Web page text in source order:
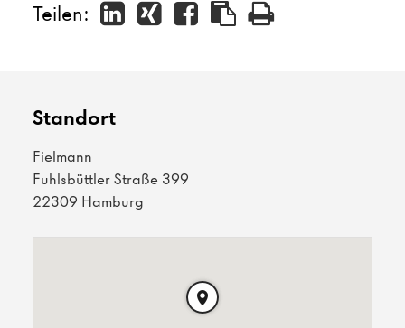
Teilen:
Standort
Fielmann
Fuhlsbüttler Straße 399
22309 Hamburg